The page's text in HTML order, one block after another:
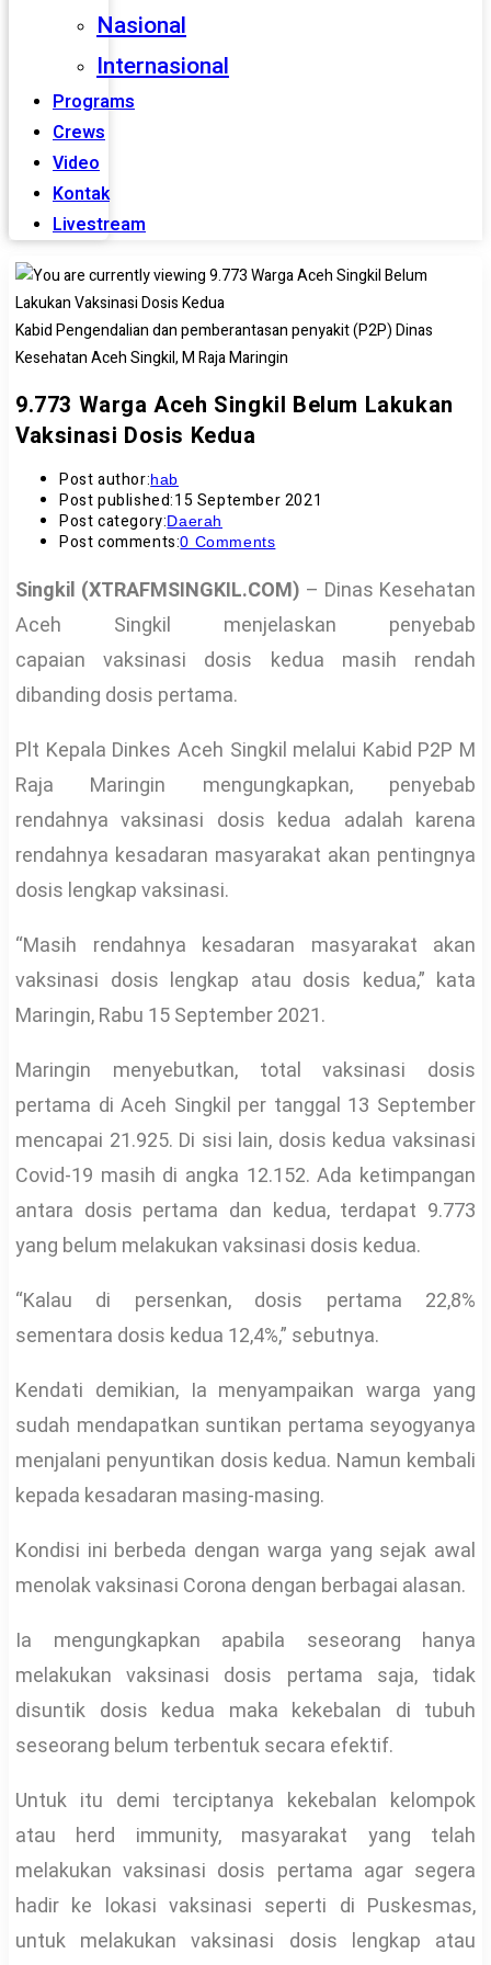
Nasional
Internasional
Programs
Crews
Video
Kontak
Livestream
Kabid Pengendalian dan pemberantasan penyakit (P2P) Dinas
Kesehatan Aceh Singkil, M Raja Maringin
9.773 Warga Aceh Singkil Belum Lakukan
Vaksinasi Dosis Kedua
Post author:hab
Post published:15 September 2021
Post category:Daerah
Post comments:0 Comments
Singkil (XTRAFMSINGKIL.COM) – Dinas Kesehatan
Aceh Singkil menjelaskan penyebab
capaian vaksinasi dosis kedua masih rendah
dibanding dosis pertama.
Plt Kepala Dinkes Aceh Singkil melalui Kabid P2P M
Raja Maringin mengungkapkan, penyebab
rendahnya vaksinasi dosis kedua adalah karena
rendahnya kesadaran masyarakat akan pentingnya
dosis lengkap vaksinasi.
“Masih rendahnya kesadaran masyarakat akan
vaksinasi dosis lengkap atau dosis kedua,” kata
Maringin, Rabu 15 September 2021.
Maringin menyebutkan, total vaksinasi dosis
pertama di Aceh Singkil per tanggal 13 September
mencapai 21.925. Di sisi lain, dosis kedua vaksinasi
Covid-19 masih di angka 12.152. Ada ketimpangan
antara dosis pertama dan kedua, terdapat 9.773
yang belum melakukan vaksinasi dosis kedua.
“Kalau di persenkan, dosis pertama 22,8%
sementara dosis kedua 12,4%,” sebutnya.
Kendati demikian, Ia menyampaikan warga yang
sudah mendapatkan suntikan pertama seyogyanya
menjalani penyuntikan dosis kedua. Namun kembali
kepada kesadaran masing-masing.
Kondisi ini berbeda dengan warga yang sejak awal
menolak vaksinasi Corona dengan berbagai alasan.
Ia mengungkapkan apabila seseorang hanya
melakukan vaksinasi dosis pertama saja, tidak
disuntik dosis kedua maka kekebalan di tubuh
seseorang belum terbentuk secara efektif.
Untuk itu demi terciptanya kekebalan kelompok
atau herd immunity, masyarakat yang telah
melakukan vaksinasi dosis pertama agar segera
hadir ke lokasi vaksinasi seperti di Puskesmas,
untuk melakukan vaksinasi dosis lengkap atau